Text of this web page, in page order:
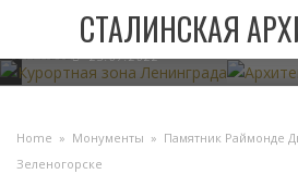
СТАЛИНСКАЯ
05.11.2022
ЛЕНИНГРАДА ПРИ
СТАЛИНЕ
23.07.2022
Home » Монументы » Памятник Раймонде
Зеленогорске